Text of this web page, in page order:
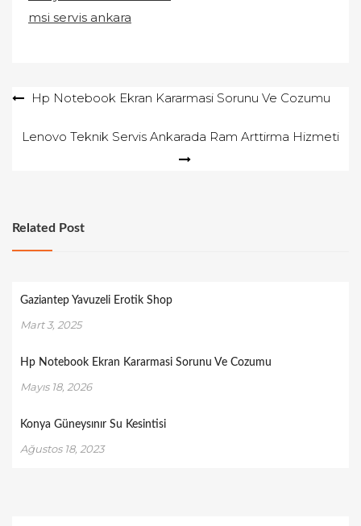
msi servis ankara
YazıHp Notebook Ekran Kararmasi Sorunu Ve Cozumu
Lenovo Teknik Servis Ankarada Ram Arttirma Hizmeti
Related Post
Gaziantep Yavuzeli Erotik Shop
Mart 3, 2025
Hp Notebook Ekran Kararmasi Sorunu Ve Cozumu
Mayıs 18, 2026
Konya Güneysınır Su Kesintisi
Ağustos 18, 2023